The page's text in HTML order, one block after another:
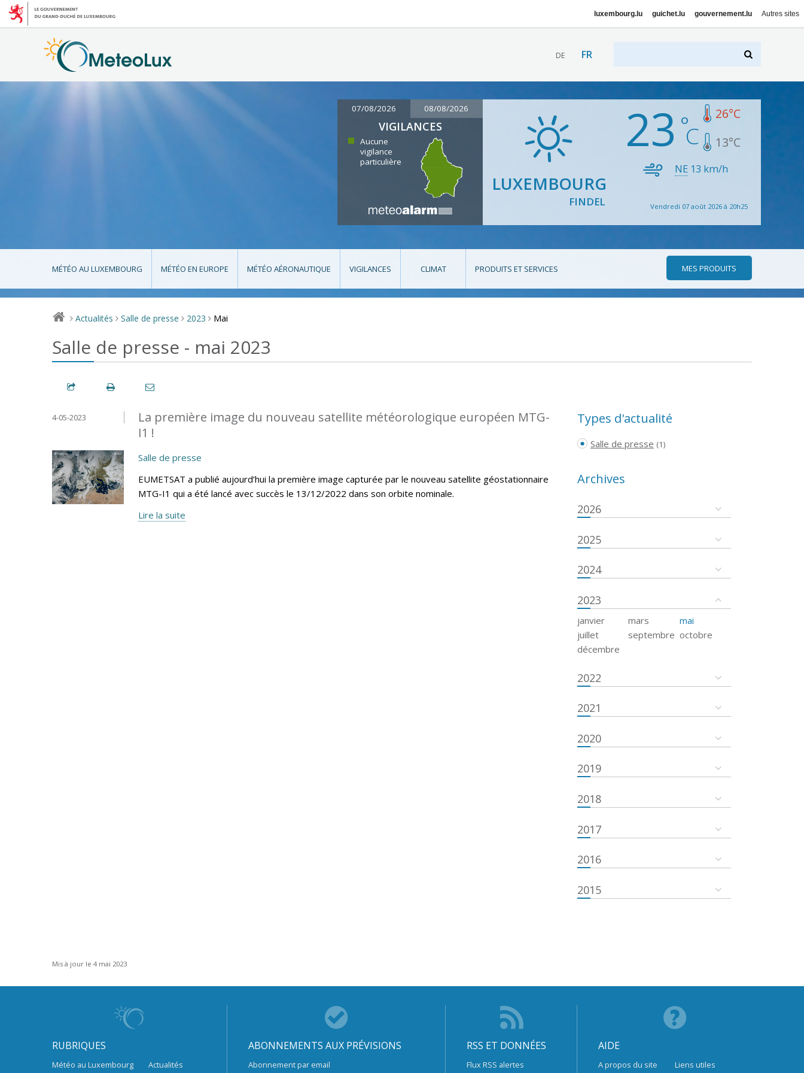
luxembourg.lu guichet.lu gouvernement.lu Autres sites
DE FR
07/08/2026 08/08/2026
VIGILANCES
Aucune
vigilance
particulière
LUXEMBOURG
FINDEL
23 26°C
13°C
NE 13 km/h
Vendredi 07 août 2026 à 20h25
MÉTÉO AU LUXEMBOURG MÉTÉO EN EUROPE MÉTÉO AÉRONAUTIQUE VIGILANCES CLIMAT PRODUITS ET SERVICES MES PRODUITS
> Actualités > Salle de presse > 2023 > Mai
Salle de presse - mai 2023
La première image du nouveau satellite météorologique européen MTG-
I1 !
4-05-2023
Salle de presse
EUMETSAT a publié aujourd’hui la première image capturée par le nouveau satellite géostationnaire
MTG-I1 qui a été lancé avec succès le 13/12/2022 dans son orbite nominale.
Lire la suite
Types d'actualité
Salle de presse (1)
Archives
2026
2025
2024
2023
janvier mars
mai
juillet
septembre octobre
décembre
2022
2021
2020
2019
2018
2017
2016
2015
Mis à jour le 4 mai 2023
RUBRIQUES
Météo au Luxembourg Actualités
ABONNEMENTS AUX PRÉVISIONS
Abonnement par email
RSS ET DONNÉES
Flux RSS alertes
AIDE
A propos du site Liens utiles